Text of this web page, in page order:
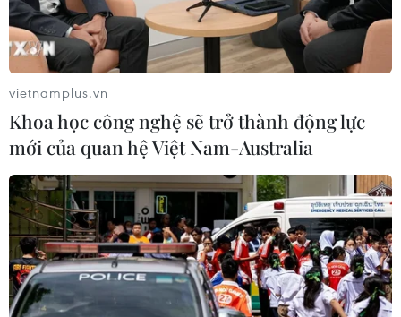
vietnamplus.vn
Khoa học công nghệ sẽ trở thành động lực
mới của quan hệ Việt Nam-Australia